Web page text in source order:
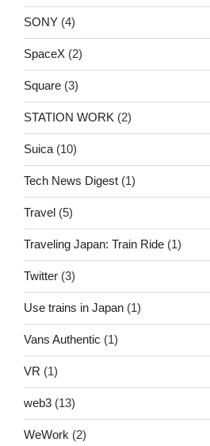
SONY (4)
SpaceX (2)
Square (3)
STATION WORK (2)
Suica (10)
Tech News Digest (1)
Travel (5)
Traveling Japan: Train Ride (1)
Twitter (3)
Use trains in Japan (1)
Vans Authentic (1)
VR (1)
web3 (13)
WeWork (2)